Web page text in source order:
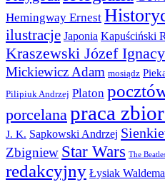
Hemingway Ernest
ilustracje Japonia Kapuściński
Kraszewski Józef Ignacy
Mickiewicz Adam mosiądz
Pilipiuk Andrzej Platon
porcelanapraca
J. K. Sapkowski Andrzej
Zbigniew Star Wars The
redakcyjny Łysiak